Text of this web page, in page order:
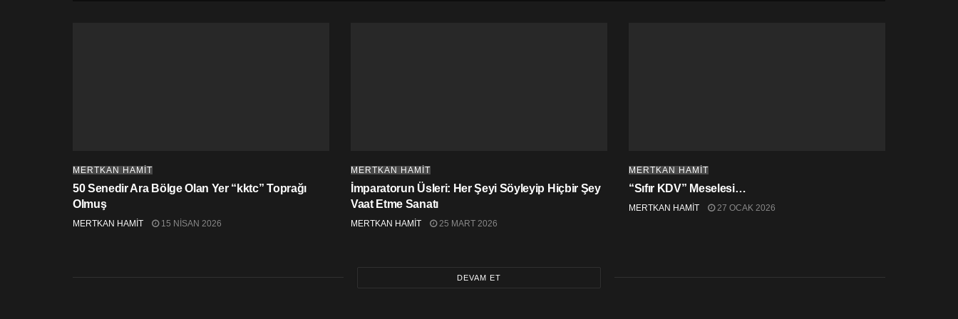
MERTKAN HAMİT
50 Senedir Ara Bölge Olan Yer “kktc” Toprağı
Olmuş
MERTKAN HAMİT 15 NISAN 2026
MERTKAN HAMİT
İmparatorun Üsleri: Her Şeyi Söyleyip Hiçbir Şey
Vaat Etme Sanatı
MERTKAN HAMİT 25 MART 2026
MERTKAN HAMİT
“Sıfır KDV” Meselesi…
MERTKAN HAMİT 27 OCAK 2026
DEVAM ET